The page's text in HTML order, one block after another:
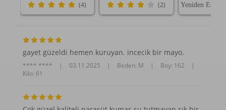
(4) (2)
gayet güzeldi hemen kuruyan. incecik bir mayo.
**** **** | 03.11.2025 | Beden: M | Boy: 162
|
Kilo: 61